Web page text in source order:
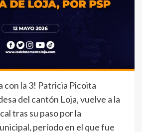
con la 3! Patricia Picoita
del cantón Loja, vuelve a la
tras su paso por la
período en el que fue